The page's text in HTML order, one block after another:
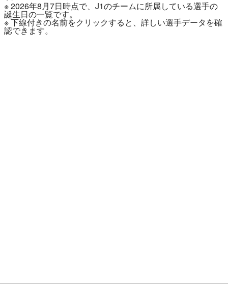
※ 2026年8月7日時点で、J1のチームに所属している選手の
誕生日の一覧です。
※ 下線付きの名前をクリックすると、詳しい選手データを確
認できます。